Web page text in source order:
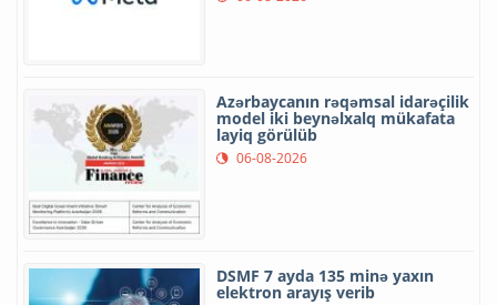
Azərbaycanın rəqəmsal idarəçilik
model iki beynəlxalq mükafata
layiq görülüb
06-08-2026
DSMF 7 ayda 135 minə yaxın
elektron arayış verib